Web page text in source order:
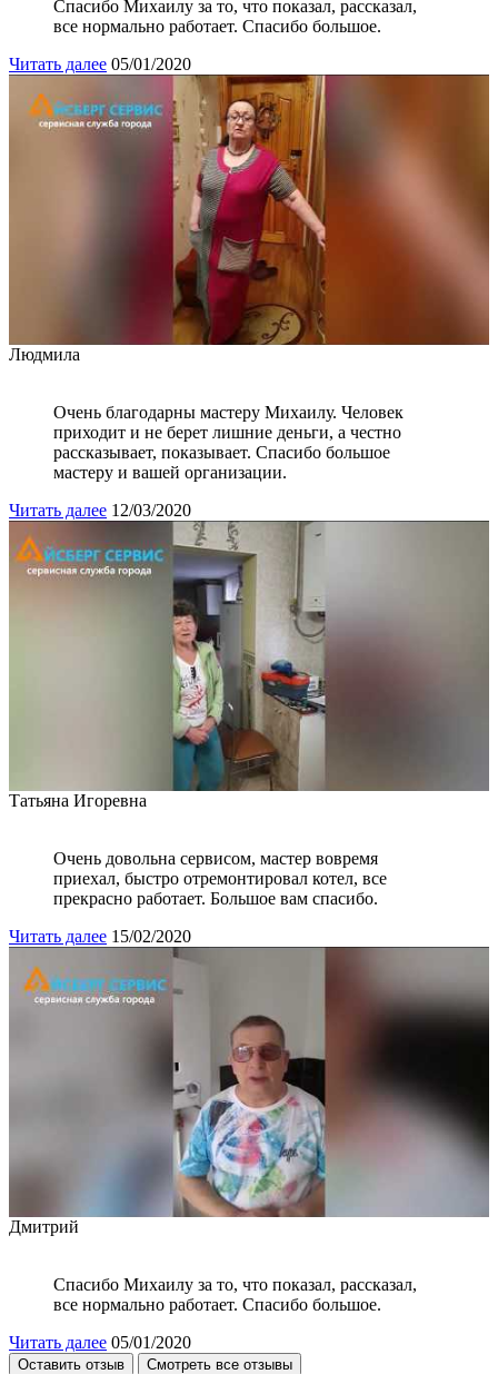
Спасибо Михаилу за то, что показал, рассказал,
все нормально работает. Спасибо большое.
Читать далее 05/01/2020
Людмила
Очень благодарны мастеру Михаилу. Человек
приходит и не берет лишние деньги, а честно
рассказывает, показывает. Спасибо большое
мастеру и вашей организации.
Читать далее 12/03/2020
Татьяна Игоревна
Очень довольна сервисом, мастер вовремя
приехал, быстро отремонтировал котел, все
прекрасно работает. Большое вам спасибо.
Читать далее 15/02/2020
Дмитрий
Спасибо Михаилу за то, что показал, рассказал,
все нормально работает. Спасибо большое.
Читать далее 05/01/2020
Оставить отзыв Смотреть все отзывы